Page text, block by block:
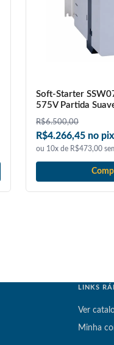
Soft-Starter
575V Partida
R$6.500,00
R$4.266,45 no pix
ou 10x de R$473,00
LINKS
Ver
Minha